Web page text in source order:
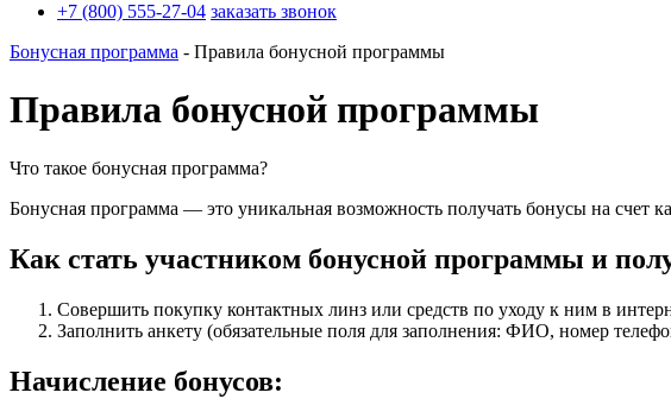
+7 (800) 555-27-04 заказать звонок
Бонусная программа - Правила бонусной программы
Правила бонусной программы
Что такое бонусная программа?
Бонусная программа — это уникальная возможность получать бонусы на счет
Как стать участником бонусной программы и
Совершить покупку контактных линз или средств по уходу к ним в
Заполнить анкету (обязательные поля для заполнения: ФИО, номер
Начисление бонусов: